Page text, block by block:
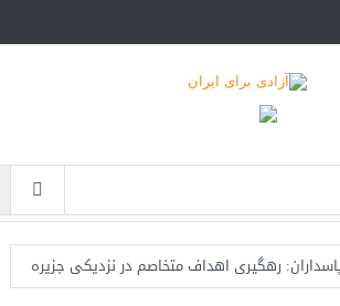
رهگیری اهداف متخاصم در نزدیکی جزیره